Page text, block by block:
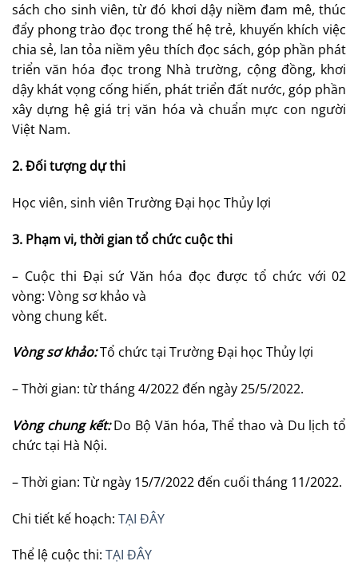
sách cho sinh viên, từ đó khơi dậy niềm đam mê, thúc
đẩy phong trào đọc trong thế hệ trẻ, khuyến khích việc
chia sẻ, lan tỏa niềm yêu thích đọc sách, góp phần phát
triển văn hóa đọc trong Nhà trường, cộng đồng, khơi
dậy khát vọng cống hiến, phát triển đất nước, góp phần
xây dựng hệ giá trị văn hóa và chuẩn mực con người
Việt Nam.
2. Đối tượng dự thi
Học viên, sinh viên Trường Đại học Thủy lợi
3. Phạm vi, thời gian tổ chức cuộc thi
– Cuộc thi Đại sứ Văn hóa đọc được tổ chức với 02
vòng: Vòng sơ khảo và
vòng chung kết.
Vòng sơ khảo:Tổ chức tại Trường Đại học Thủy lợi
– Thời gian: từ tháng 4/2022 đến ngày 25/5/2022.
Vòng chung kết:Do Bộ Văn hóa, Thể thao và Du lịch tổ
chức tại Hà Nội.
– Thời gian: Từ ngày 15/7/2022 đến cuối tháng 11/2022.
Chi tiết kế hoạch: TẠI ĐÂY
Thể lệ cuộc thi: TẠI ĐÂY